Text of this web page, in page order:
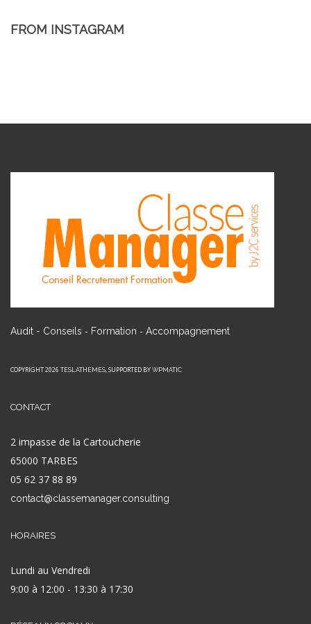
FROM INSTAGRAM
Audit - Conseils - Formation - Accompagnement
COPYRIGHT 2026 TESLATHEMES, SUPPORTED BY WPMATIC
CONTACT
2 impasse de la Cartoucherie
65000 TARBES
05 62 37 88 89
contact@classemanager.consulting
HORAIRES
Lundi au Vendredi
9:00 à 12:00 - 13:30 à 17:30